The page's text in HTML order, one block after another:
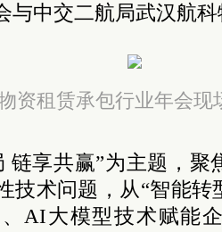
与中交二航局武汉航
资租赁承包行业年会现
链享共赢”为主题，聚
技术问题，从“智能
AI大模型技术赋能